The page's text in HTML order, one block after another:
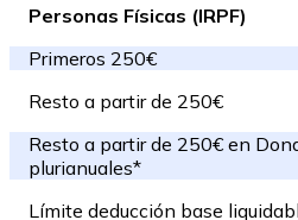
Personas Físicas (IRPF)
Primeros 250€
Resto a partir de 250€
Resto a partir de 250€ en
plurianuales*
Límite deducción base